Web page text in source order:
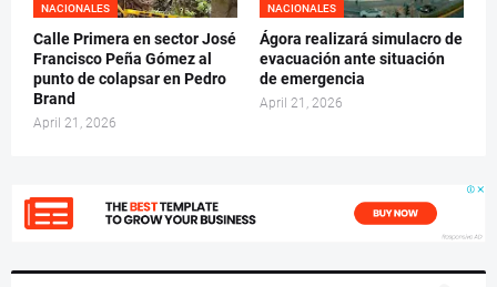
NACIONALES
Calle Primera en sector José
Francisco Peña Gómez al
punto de colapsar en Pedro
Brand
April 21, 2026
NACIONALES
Ágora realizará simulacro de
evacuación ante situación
de emergencia
April 21, 2026